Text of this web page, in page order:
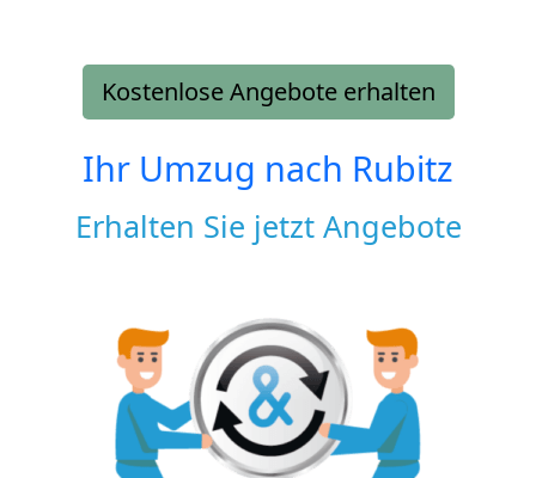
Kostenlose Angebote erhalten
Ihr Umzug nach Rubitz
Erhalten Sie jetzt Angebote